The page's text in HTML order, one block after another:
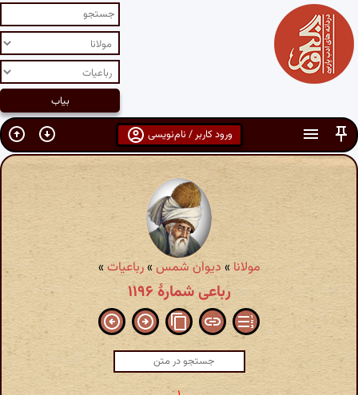
ورود کاربر / نام‌نویسی
مولانا » دیوان شمس»رباعیات»
رباعی شمارهٔ ۱۱۹۶